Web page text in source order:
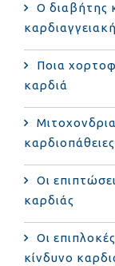
Ο διαβήτης
Ποια
καρδιά
καρδιοπάθειες
Οι
καρδιάς
Οι
κίνδυνο